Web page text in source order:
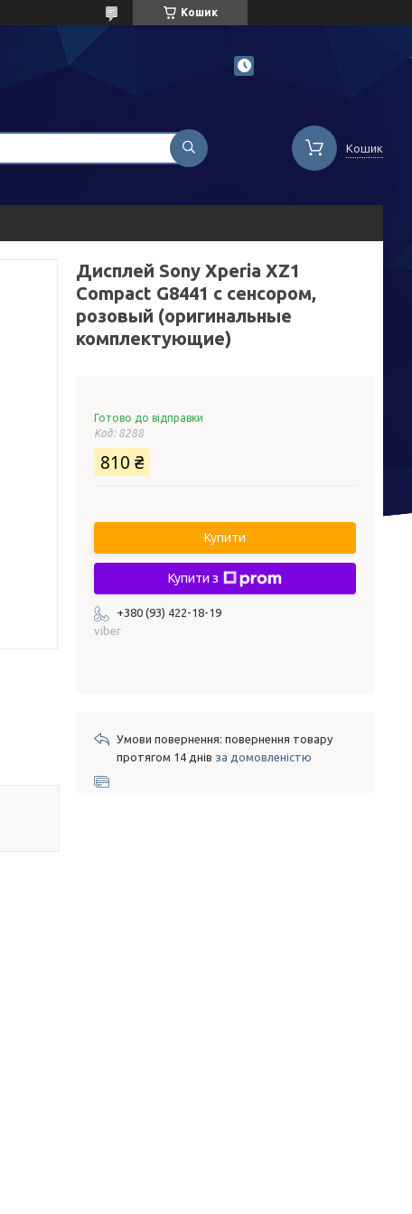
Кошик
Кошик
Дисплей Sony Xperia XZ1
Compact G8441 с сенсором,
розовый (оригинальные
комплектующие)
Готово до відправки
Код: 8288
810 ₴
Купити
Купити з
+380 (93) 422-18-19
viber
повернення товару
протягом 14 днів за домовленістю